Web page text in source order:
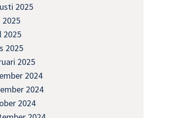
2025
2025
2025
2025
2025
2024
2024
2024